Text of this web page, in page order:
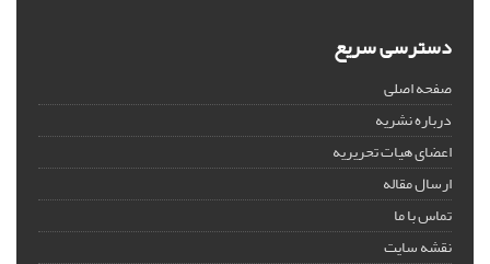
دسترسی سریع
صفحه اصلی
درباره نشریه
اعضای هیات تحریریه
ارسال مقاله
تماس با ما
نقشه سایت